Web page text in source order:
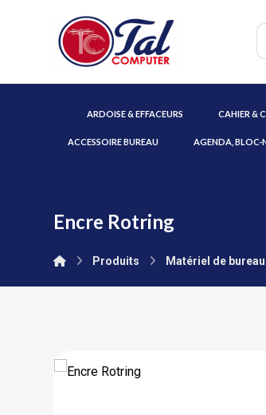
ARDOISE & EFFACEURS CAHIER &
ACCESSOIRE BUREAU AGENDA, BLOC-
Encre Rotring
Produits Matériel de